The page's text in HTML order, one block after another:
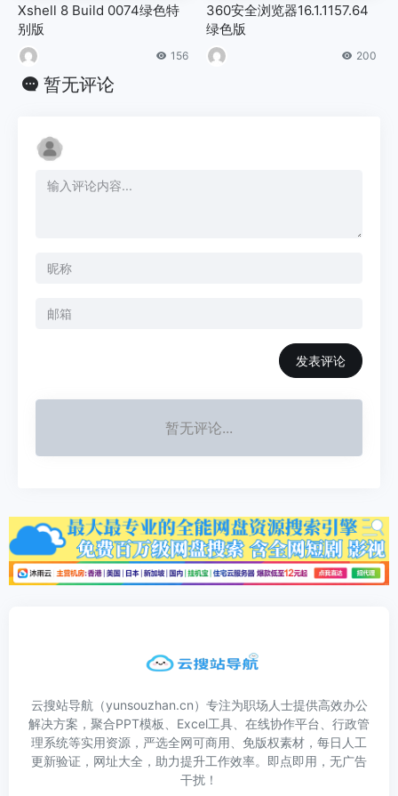
Xshell 8 Build 0074绿色特
别版
156
360安全浏览器16.1.1157.64
绿色版
200
暂无评论
发表评论
暂无评论...
云搜站导航（yunsouzhan.cn）专注为职场人士提供高效办公
解决方案，聚合PPT模板、Excel工具、在线协作平台、行政管
理系统等实用资源，严选全网可商用、免版权素材，每日人工
更新验证，网址大全，助力提升工作效率。即点即用，无广告
干扰！